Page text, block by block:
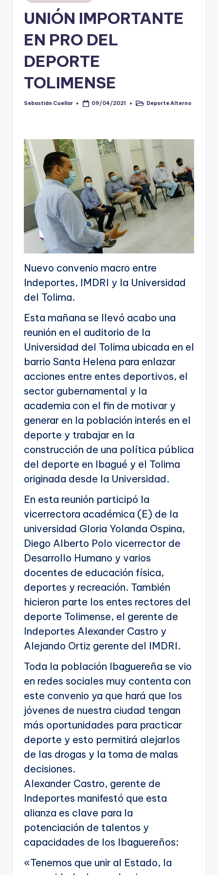
V
ti
en
UNIÓN IMPORTANTE
EN PRO DEL
DEPORTE
TOLIMENSE
Publicado
Sebastián Cuellar 09/04/2021
Publicado
Deporte Alterno
Nuevo convenio macro entre
Indeportes, IMDRI y la Universidad
del Tolima.
Esta mañana se llevó acabo una
reunión en el auditorio de la
Universidad del Tolima ubicada en el
barrio Santa Helena para enlazar
acciones entre entes deportivos, el
sector gubernamental y la
academia con el fin de motivar y
generar en la población interés en el
deporte y trabajar en la
construcción de una política pública
del deporte en Ibagué y el Tolima
originada desde la Universidad.
En esta reunión participó la
vicerrectora académica (E) de la
universidad Gloria Yolanda Ospina,
Diego Alberto Polo vicerrector de
Desarrollo Humano y varios
docentes de educación física,
deportes y recreación. También
hicieron parte los entes rectores del
deporte Tolimense, el gerente de
Indeportes Alexander Castro y
Alejando Ortiz gerente del IMDRI.
Toda la población Ibaguereña se vio
en redes sociales muy contenta con
este convenio ya que hará que los
jóvenes de nuestra ciudad tengan
más oportunidades para practicar
deporte y esto permitirá alejarlos
de las drogas y la toma de malas
decisiones.
Alexander Castro, gerente de
Indeportes manifestó que esta
alianza es clave para la
potenciación de talentos y
capacidades de los Ibaguereños:
«Tenemos que unir al Estado, la